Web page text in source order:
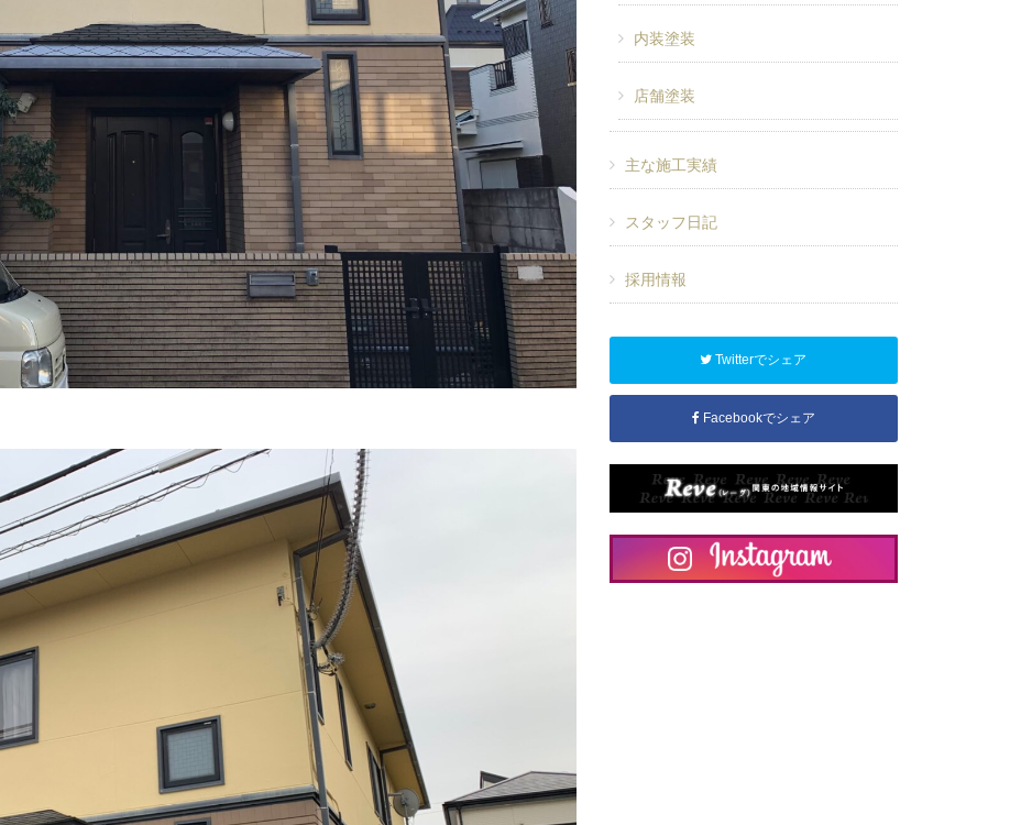
内装塗装
店舗塗装
主な施工実績
スタッフ日記
採用情報
Twitterでシェア
Facebookでシェア